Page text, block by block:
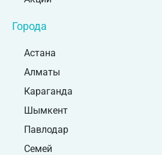
Города
Астана
Алматы
Караганда
Шымкент
Павлодар
Семей